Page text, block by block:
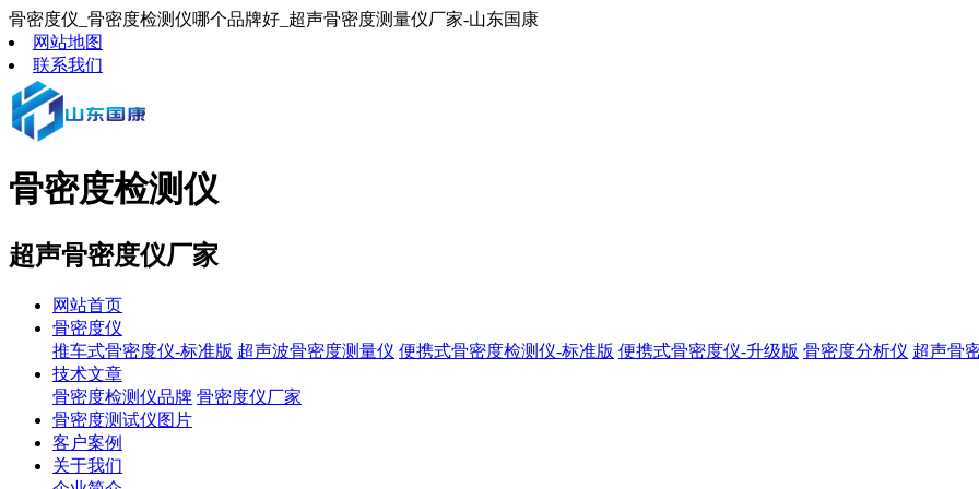
骨密度仪_骨密度检测仪哪个品牌好_超声骨密度测量仪厂家-山东国康
网站地图
联系我们
骨密度检测仪
超声骨密度仪厂家
网站首页
骨密度仪
推车式骨密度仪-标准版 超声波骨密度测量仪 便携式骨密度检测仪-标准版 便携式骨密度仪-升级版 骨密度分析仪 超声骨
技术文章
骨密度检测仪品牌 骨密度仪厂家
骨密度测试仪图片
客户案例
关于我们